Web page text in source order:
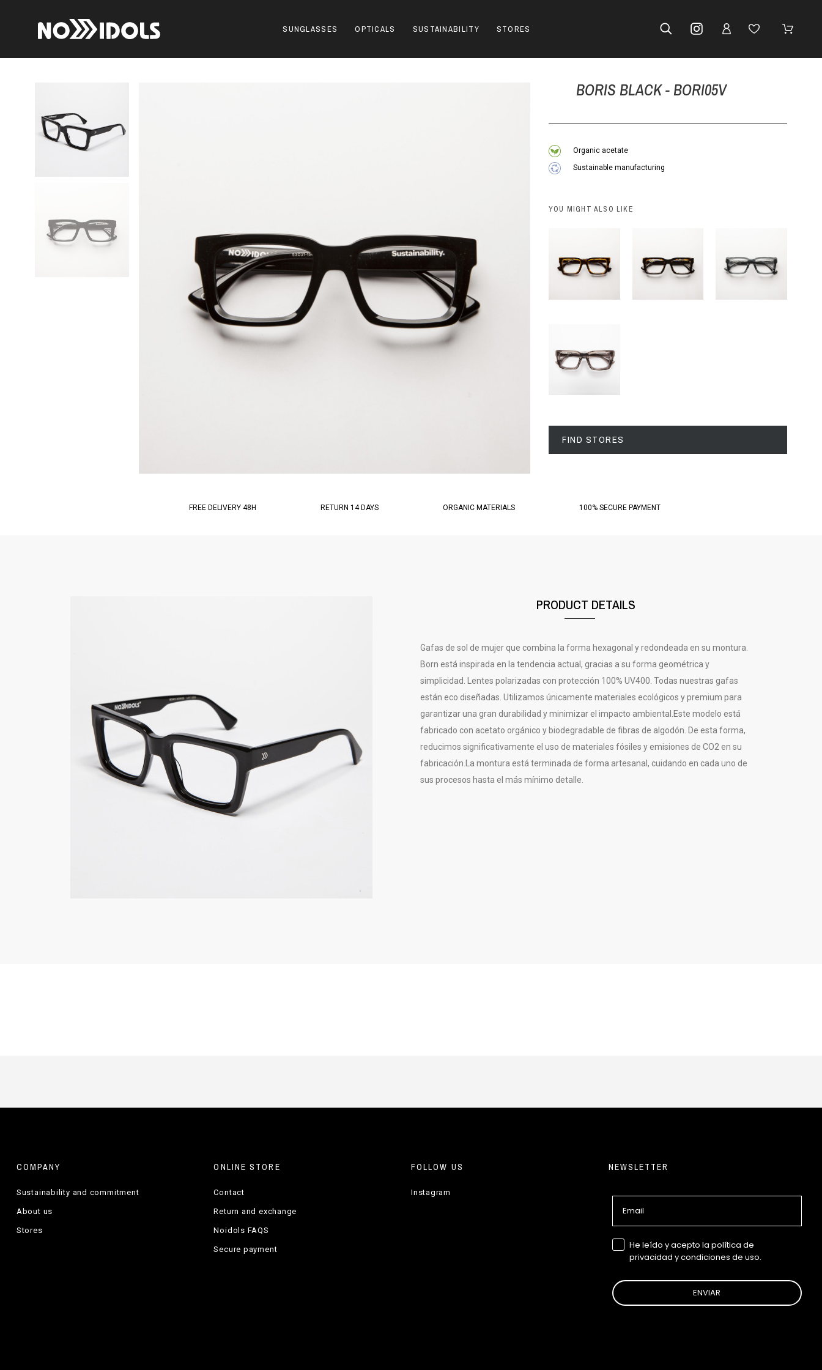
SUNGLASSES OPTICALS SUSTAINABILITY STORES
BORIS BLACK - BORI05V
Organic acetate
Sustainable manufacturing
YOU MIGHT ALSO LIKE
FIND STORES
FREE DELIVERY 48H RETURN 14 DAYS ORGANIC MATERIALS 100% SECURE PAYMENT
PRODUCT DETAILS
Gafas de sol de mujer que combina la forma hexagonal y redondeada en su montura.
Born está inspirada en la tendencia actual, gracias a su forma geométrica y
simplicidad. Lentes polarizadas con protección 100% UV400. Todas nuestras gafas
están eco diseñadas. Utilizamos únicamente materiales ecológicos y premium para
garantizar una gran durabilidad y minimizar el impacto ambiental.Este modelo está
fabricado con acetato orgánico y biodegradable de fibras de algodón. De esta forma,
reducimos significativamente el uso de materiales fósiles y emisiones de CO2 en su
fabricación.La montura está terminada de forma artesanal, cuidando en cada uno de
sus procesos hasta el más mínimo detalle.
COMPANY
Sustainability and commitment
About us
Stores
ONLINE STORE
Contact
Return and exchange
Noidols FAQS
Secure payment
FOLLOW US
Instagram
NEWSLETTER
GDPRHe leído y acepto la política de
privacidad y condiciones de uso.
ENVIAR